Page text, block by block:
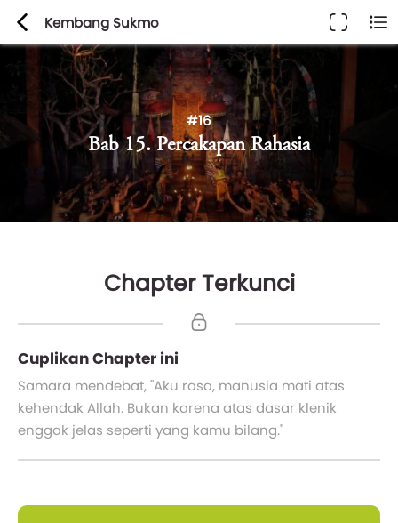
Kembang Sukmo
#16
Bab 15. Percakapan Rahasia
Chapter Terkunci
Cuplikan Chapter ini
Samara mendebat, "Aku rasa, manusia mati atas
kehendak Allah. Bukan karena atas dasar klenik
enggak jelas seperti yang kamu bilang."